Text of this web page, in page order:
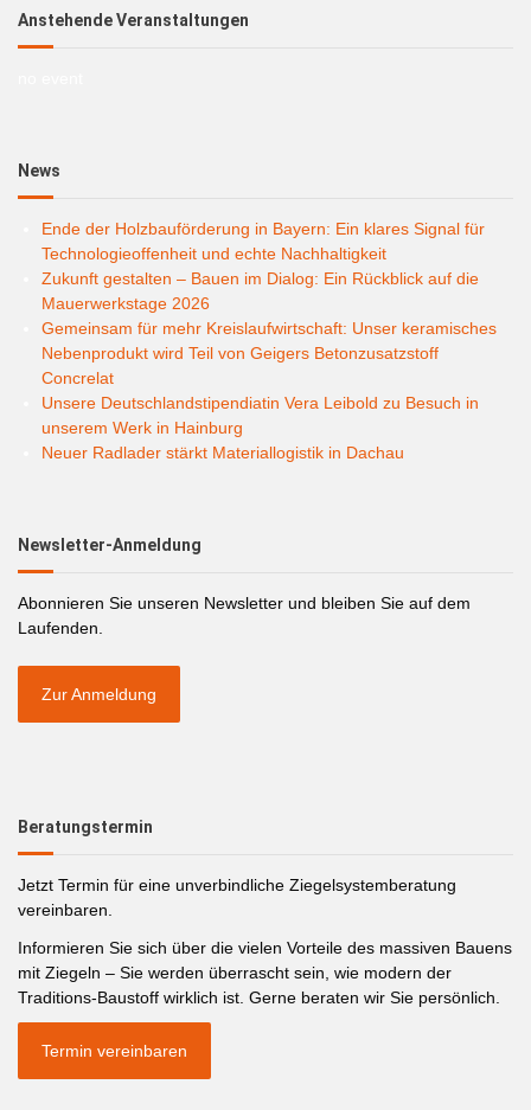
Anstehende Veranstaltungen
News
Ende der Holzbauförderung in Bayern: Ein klares Signal für
Technologieoffenheit und echte Nachhaltigkeit
Zukunft gestalten – Bauen im Dialog: Ein Rückblick auf die
Mauerwerkstage 2026
Gemeinsam für mehr Kreislaufwirtschaft: Unser keramisches
Nebenprodukt wird Teil von Geigers Betonzusatzstoff
Concrelat
Unsere Deutschlandstipendiatin Vera Leibold zu Besuch in
unserem Werk in Hainburg
Neuer Radlader stärkt Materiallogistik in Dachau
Newsletter-Anmeldung
Abonnieren Sie unseren Newsletter und bleiben Sie auf dem
Laufenden.
Zur Anmeldung
Beratungstermin
Jetzt Termin für eine unverbindliche Ziegelsystemberatung
vereinbaren.
Informieren Sie sich über die vielen Vorteile des massiven Bauens
mit Ziegeln – Sie werden überrascht sein, wie modern der
Traditions-Baustoff wirklich ist. Gerne beraten wir Sie persönlich.
Termin vereinbaren